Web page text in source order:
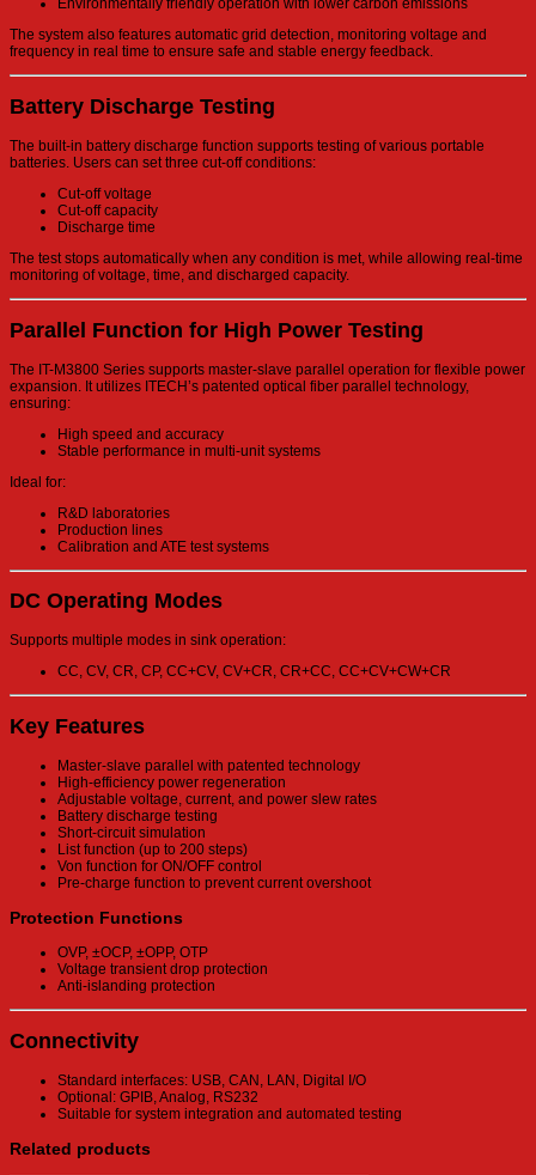
The system also features automatic grid detection, monitoring voltage and
frequency in real time to ensure safe and stable energy feedback.
Battery Discharge Testing
The built-in battery discharge function supports testing of various portable
batteries. Users can set three cut-off conditions:
Cut-off voltage
Cut-off capacity
Discharge time
The test stops automatically when any condition is met, while allowing real-time
monitoring of voltage, time, and discharged capacity.
Parallel Function for High Power Testing
The IT-M3800 Series supports master-slave parallel operation for flexible power
expansion. It utilizes ITECH’s patented optical fiber parallel technology,
ensuring:
High speed and accuracy
Stable performance in multi-unit systems
Ideal for:
R&D laboratories
Production lines
Calibration and ATE test systems
DC Operating Modes
Supports multiple modes in sink operation:
CC, CV, CR, CP, CC+CV, CV+CR, CR+CC, CC+CV+CW+CR
Key Features
Master-slave parallel with patented technology
High-efficiency power regeneration
Adjustable voltage, current, and power slew rates
Battery discharge testing
Short-circuit simulation
List function (up to 200 steps)
Von function for ON/OFF control
Pre-charge function to prevent current overshoot
Protection Functions
OVP, ±OCP, ±OPP, OTP
Voltage transient drop protection
Anti-islanding protection
Connectivity
Standard interfaces: USB, CAN, LAN, Digital I/O
Optional: GPIB, Analog, RS232
Suitable for system integration and automated testing
Related products